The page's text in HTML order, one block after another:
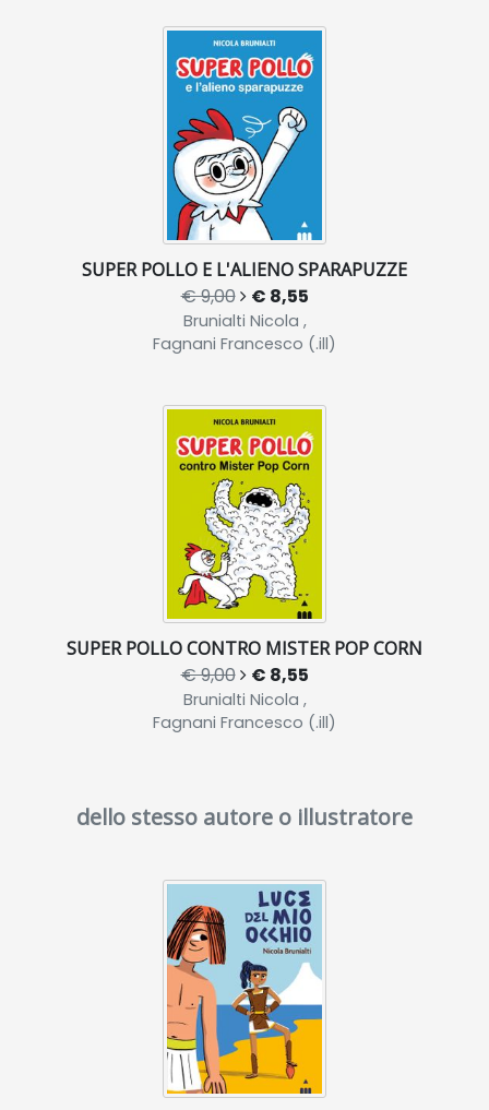
SUPER POLLO E L'ALIENO SPARAPUZZE
€ 9,00 € 8,55
Brunialti Nicola ,
Fagnani Francesco (.ill)
SUPER POLLO CONTRO MISTER POP CORN
€ 9,00 € 8,55
Brunialti Nicola ,
Fagnani Francesco (.ill)
dello stesso autore o illustratore